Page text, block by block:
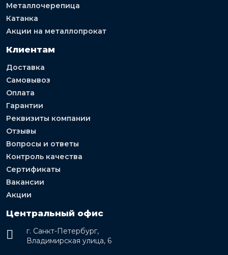
Металлочерепица
Катанка
Акции на металлопрокат
Клиентам
Доставка
Самовывоз
Оплата
Гарантии
Реквизиты компании
Отзывы
Вопросы и ответы
Контроль качества
Сертификаты
Вакансии
Акции
Центральный офис
г. Санкт-Петербург,
Владимирская улица, 6